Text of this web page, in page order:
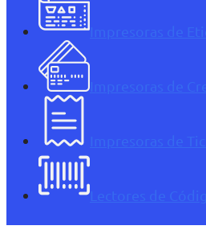
Impresoras de
Impresoras de
Impresoras de
Lectores de